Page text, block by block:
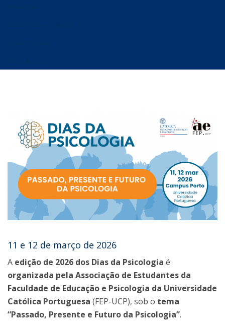
11 e 12 de março de 2026
A edição de 2026 dos Dias da Psicologia é
organizada pela Associação de Estudantes da
Faculdade de Educação e Psicologia da Universidade
Católica Portuguesa (FEP-UCP), sob o tema
“Passado, Presente e Futuro da Psicologia”.